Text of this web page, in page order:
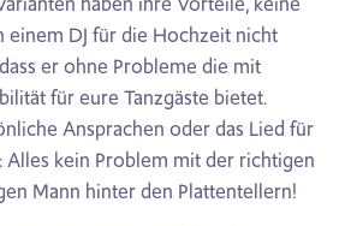
einem DJ für die Hochzeit nicht
er ohne Probleme die mit
für eure Tanzgäste bietet.
Ansprachen oder das Lied für
kein Problem mit der richtigen
Mann hinter den Plattentellern!